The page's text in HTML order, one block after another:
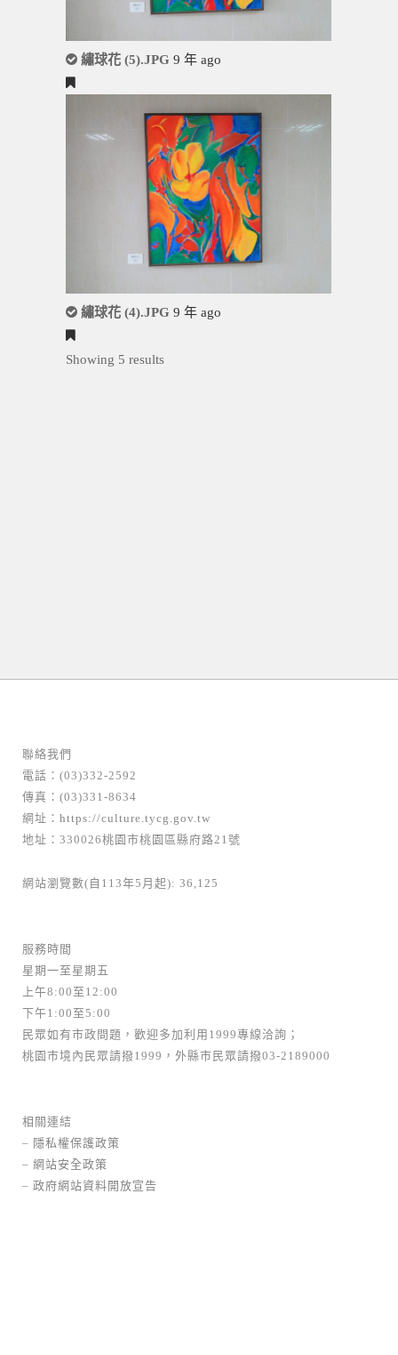
繡球花 (5).JPG 9 年 ago
繡球花 (4).JPG 9 年 ago
Showing 5 results
聯絡我們
電話：(03)332-2592
傳真：(03)331-8634
網址： https://culture.tycg.gov.tw
地址：330026桃園市桃園區縣府路21號
網站瀏覽數(自113年5月起): 36,125
服務時間
星期一至星期五
上午8:00至12:00
下午1:00至5:00
民眾如有市政問題，歡迎多加利用1999專線洽詢；
桃園市境內民眾請撥1999，外縣市民眾請撥03-2189000
相關連結
– 隱私權保護政策
– 網站安全政策
– 政府網站資料開放宣告